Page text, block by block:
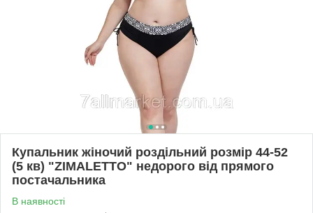
Купальник жіночий роздільний розмір 44-52
(5 кв) "ZIMALETTO" недорого від прямого
постачальника
В наявності